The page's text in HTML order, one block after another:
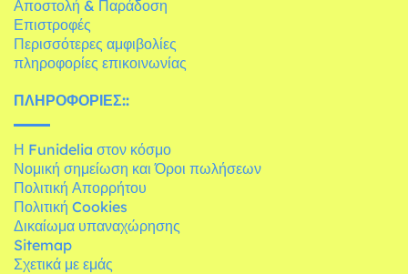
Αποστολή & Παράδοση
Επιστροφές
Περισσότερες αμφιβολίες
πληροφορίες επικοινωνίας
ΠΛΗΡΟΦΟΡΊΕΣ::
Η Funidelia στον κόσμο
Νομική σημείωση και Όροι πωλήσεων
Πολιτική Απορρήτου
Πολιτική Cookies
Δικαίωμα υπαναχώρησης
Sitemap
Σχετικά με εμάς